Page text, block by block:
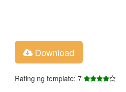
Download
Rating ng template: 7